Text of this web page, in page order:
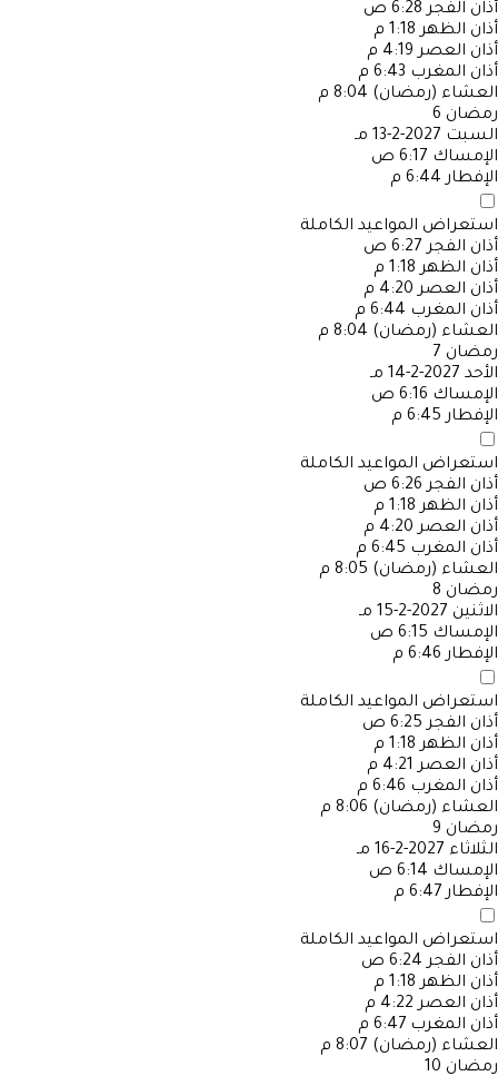
أذان الفجر 6:28 ص
أذان الظهر 1:18 م
أذان العصر 4:19 م
أذان المغرب 6:43 م
العشاء (رمضان) 8:04 م
رمضان 6
السبت 2027-2-13 مـ
الإمساك 6:17 ص
الإفطار 6:44 م
استعراض المواعيد الكاملة
أذان الفجر 6:27 ص
أذان الظهر 1:18 م
أذان العصر 4:20 م
أذان المغرب 6:44 م
العشاء (رمضان) 8:04 م
رمضان 7
الأحد 2027-2-14 مـ
الإمساك 6:16 ص
الإفطار 6:45 م
استعراض المواعيد الكاملة
أذان الفجر 6:26 ص
أذان الظهر 1:18 م
أذان العصر 4:20 م
أذان المغرب 6:45 م
العشاء (رمضان) 8:05 م
رمضان 8
الاثنين 2027-2-15 مـ
الإمساك 6:15 ص
الإفطار 6:46 م
استعراض المواعيد الكاملة
أذان الفجر 6:25 ص
أذان الظهر 1:18 م
أذان العصر 4:21 م
أذان المغرب 6:46 م
العشاء (رمضان) 8:06 م
رمضان 9
الثلاثاء 2027-2-16 مـ
الإمساك 6:14 ص
الإفطار 6:47 م
استعراض المواعيد الكاملة
أذان الفجر 6:24 ص
أذان الظهر 1:18 م
أذان العصر 4:22 م
أذان المغرب 6:47 م
العشاء (رمضان) 8:07 م
رمضان 10